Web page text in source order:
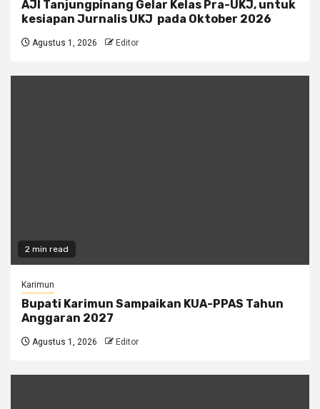
AJI Tanjungpinang Gelar Kelas Pra-UKJ, untuk
kesiapan Jurnalis UKJ pada Oktober 2026
Agustus 1, 2026 Editor
2 min read
Karimun
Bupati Karimun Sampaikan KUA-PPAS Tahun
Anggaran 2027
Agustus 1, 2026 Editor